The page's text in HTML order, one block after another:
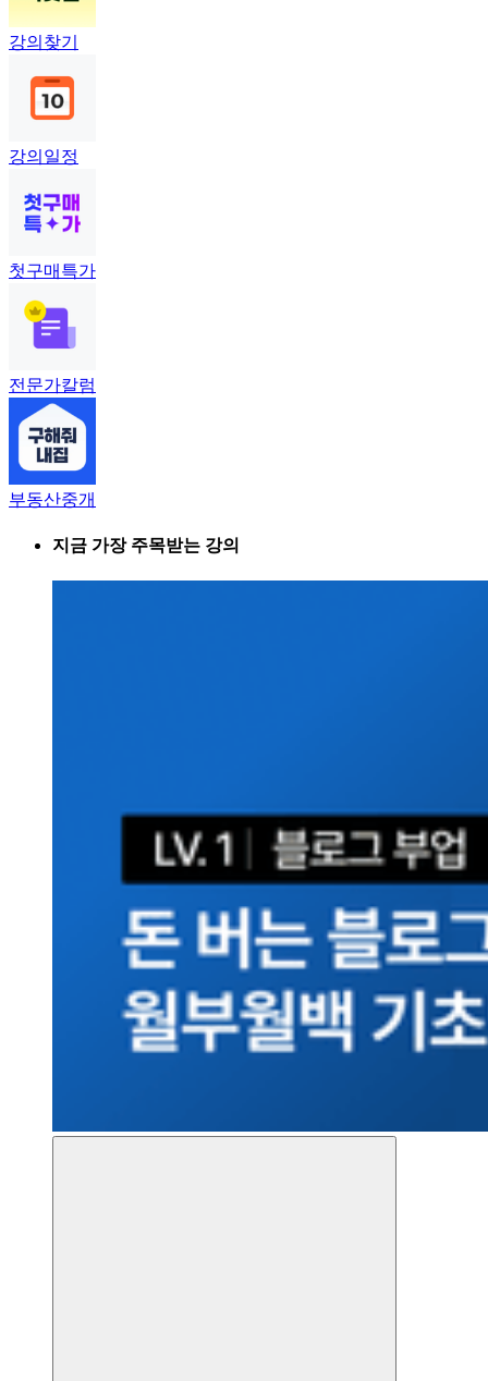
강의찾기
강의일정
첫구매특가
전문가칼럼
부동산중개
지금 가장 주목받는 강의